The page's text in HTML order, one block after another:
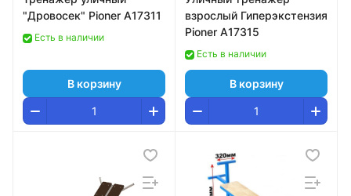
"Дровосек" Pioner A17311
Есть в наличии
В корзину
взрослый Гиперэкстензия
Pioner A17315
Есть в наличии
В корзину